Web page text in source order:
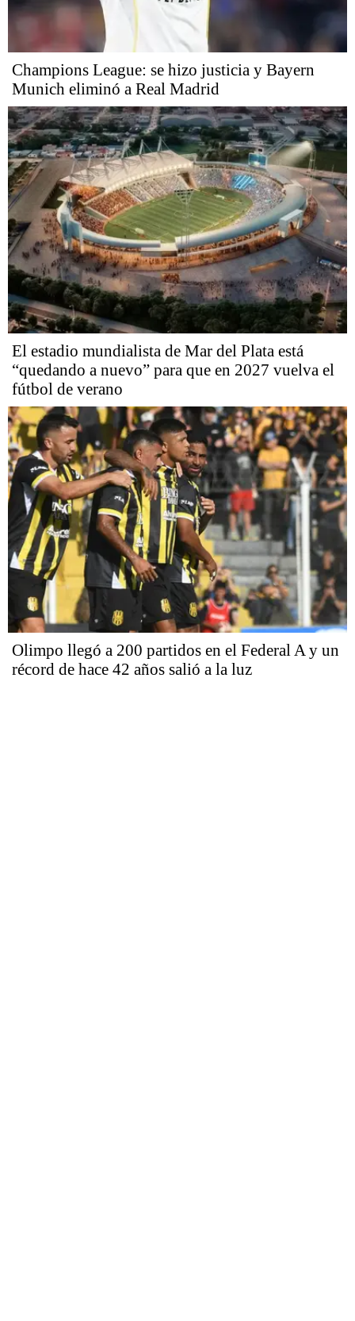
Champions League: se hizo justicia y Bayern
Munich eliminó a Real Madrid
El estadio mundialista de Mar del Plata está
“quedando a nuevo” para que en 2027 vuelva el
fútbol de verano
Olimpo llegó a 200 partidos en el Federal A y un
récord de hace 42 años salió a la luz